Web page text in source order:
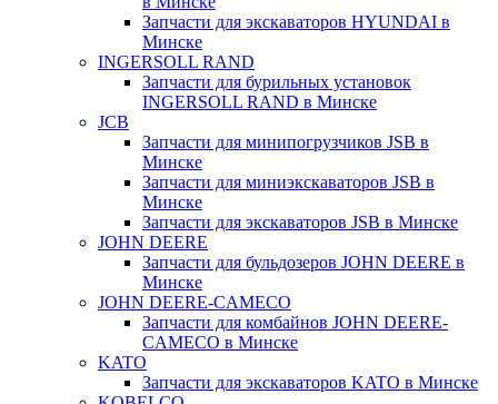
Запчасти для экскаваторов HYUNDAI в
Минске
INGERSOLL RAND
Запчасти для бурильных установок
INGERSOLL RAND в Минске
JCB
Запчасти для минипогрузчиков JSB в
Минске
Запчасти для миниэкскаваторов JSB в
Минске
Запчасти для экскаваторов JSB в Минске
JOHN DEERE
Запчасти для бульдозеров JOHN DEERE в
Минске
JOHN DEERE-CAMECO
Запчасти для комбайнов JOHN DEERE-
CAMECO в Минске
KATO
Запчасти для экскаваторов KATO в Минске